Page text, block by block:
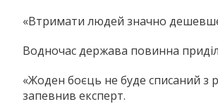
«Втримати людей значно
Водночас держава повинна
«Жоден боєць не буде списаний з
запевнив експерт.